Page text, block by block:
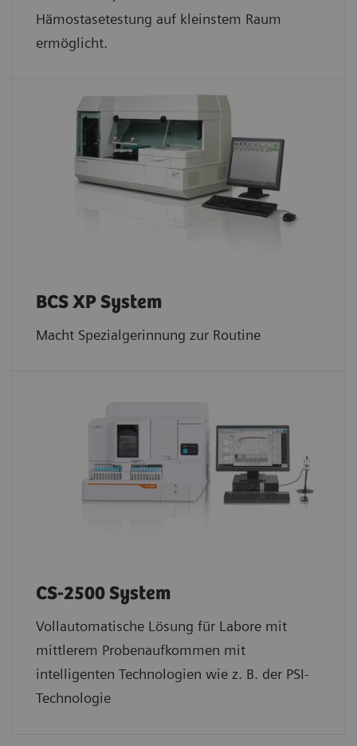
Hämostasetestung auf kleinstem Raum
ermöglicht.
BCS XP System
Macht Spezialgerinnung zur Routine
CS-2500 System
Vollautomatische Lösung für Labore mit
mittlerem Probenaufkommen mit
intelligenten Technologien wie z. B. der PSI-
Technologie